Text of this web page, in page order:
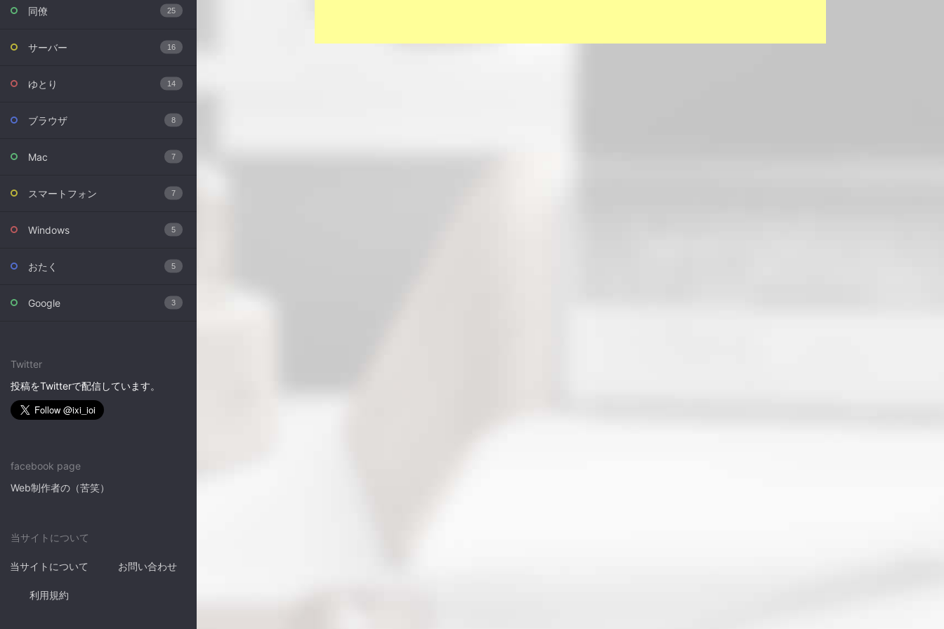
同僚 25
サーバー 16
ゆとり 14
ブラウザ 8
Mac 7
スマートフォン 7
Windows 5
おたく 5
Google 3
Twitter
投稿をTwitterで配信しています。
facebook page
Web制作者の（苦笑）
当サイトについて
当サイトについて お問い合わせ
利用規約